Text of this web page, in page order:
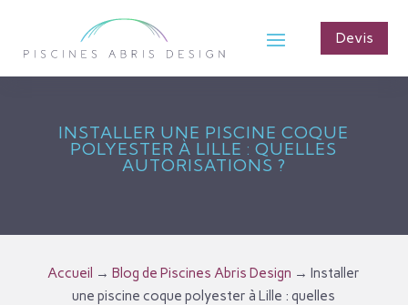
Devis
INSTALLER UNE PISCINE COQUE
POLYESTER À LILLE : QUELLES
AUTORISATIONS ?
Accueil →Blog de Piscines Abris Design →Installer
une piscine coque polyester à Lille : quelles